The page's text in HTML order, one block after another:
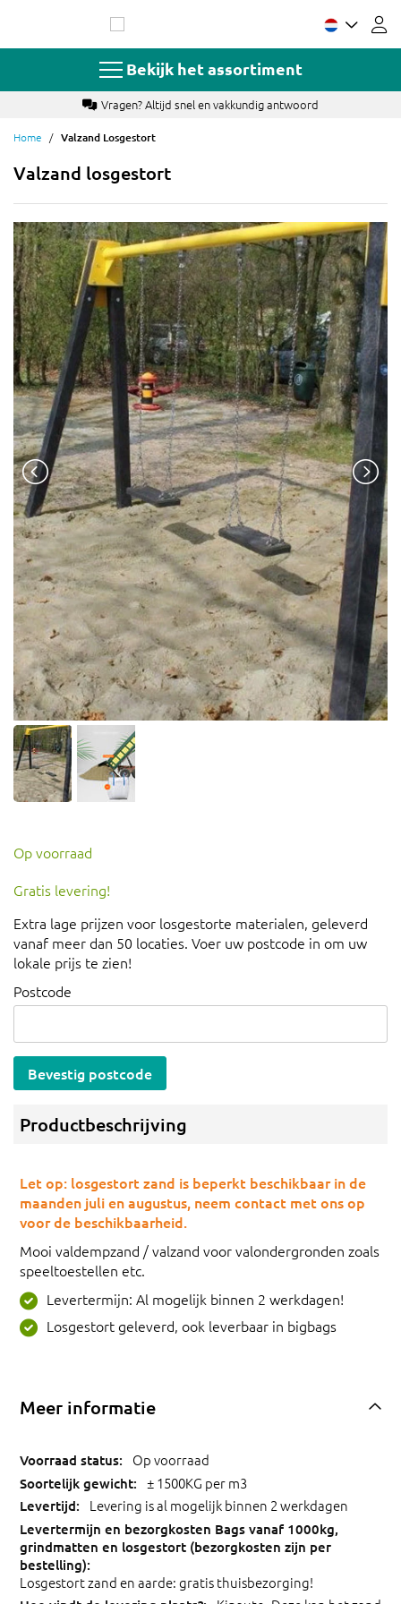
de
Bekijk het assortiment
Vragen? Altijd snel en vakkundig antwoord
Home Valzand Losgestort
Valzand losgestort
Op voorraad
Gratis levering!
Extra lage prijzen voor losgestorte materialen, geleverd
vanaf meer dan 50 locaties. Voer uw postcode in om uw
lokale prijs te zien!
Postcode
Bevestig postcode
Productbeschrijving
Let op: losgestort zand is beperkt beschikbaar in de
maanden juli en augustus, neem contact met ons op
voor de beschikbaarheid.
Mooi valdempzand / valzand voor valondergronden zoals
speeltoestellen etc.
Levertermijn: Al mogelijk binnen 2 werkdagen!
Losgestort geleverd, ook leverbaar in bigbags
Meer informatie
Op voorraad
± 1500KG per m3
Levering is al mogelijk binnen 2 werkdagen
Losgestort zand en aarde: gratis thuisbezorging!